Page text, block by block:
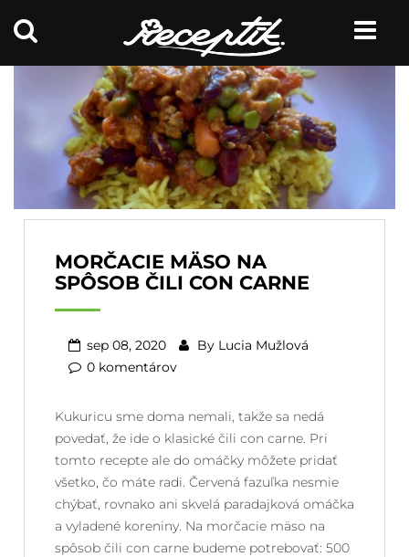
MORČACIE MÄSO NA
SPÔSOB ČILI CON CARNE
sep 08, 2020 By Lucia Mužlová
0 komentárov
Kukuricu sme doma nemali, takže sa nedá
povedať, že ide o klasické čili con carne. Pri
tomto recepte ale do omáčky môžete pridať
všetko, čo máte radi. Červená fazuľka nesmie
chýbať, rovnako ani skvelá paradajková omáčka
a vyladené koreniny. Na morčacie mäso na
spôsob čili con carne budeme potrebovať: 500